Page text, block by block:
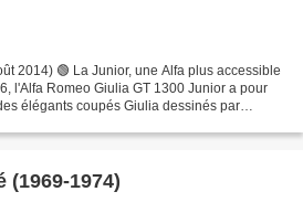
2014) 🟢 La Junior, une Alfa plus accessible
l'Alfa Romeo Giulia GT 1300 Junior a pour
élégants coupés Giulia dessinés par
(1969-1974)